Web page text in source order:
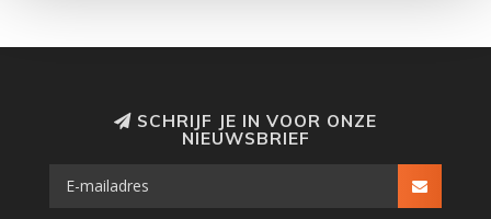
SCHRIJF JE IN VOOR ONZE
NIEUWSBRIEF